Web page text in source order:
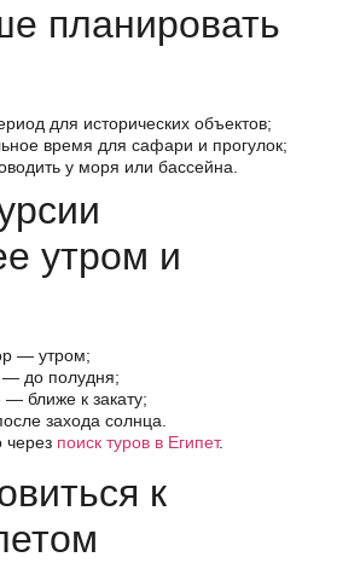
планировать
для исторических объектов;
время для сафари и прогулок;
у моря или бассейна.
утром и
— утром;
— до полудня;
ближе к закату;
захода солнца.
через поиск туров в Египет.
к